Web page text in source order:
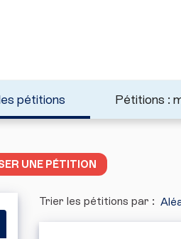
pétitions Pétitions :
UNE PÉTITION
Trier les pétitions par :